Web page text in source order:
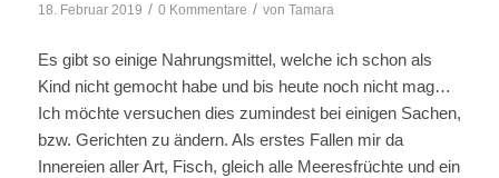
18. Februar 2019 / 0 Kommentare / von Tamara
Es gibt so einige Nahrungsmittel, welche ich schon als
Kind nicht gemocht habe und bis heute noch nicht mag…
Ich möchte versuchen dies zumindest bei einigen Sachen,
bzw. Gerichten zu ändern. Als erstes Fallen mir da
Innereien aller Art, Fisch, gleich alle Meeresfrüchte und ein